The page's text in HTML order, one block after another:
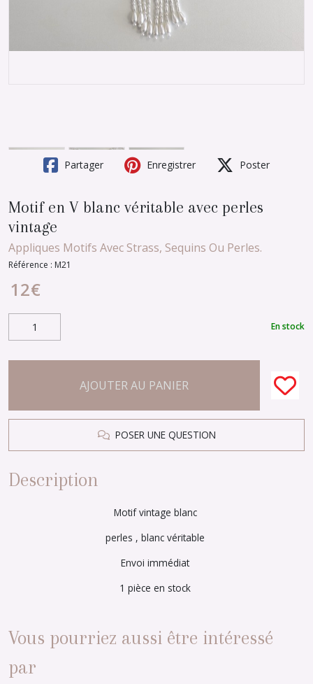
Partager Enregistrer Poster
Motif en V blanc véritable avec perles
vintage
Appliques Motifs Avec Strass, Sequins Ou Perles.
Référence : M21
12€
En stock
AJOUTER AU PANIER
POSER UNE QUESTION
Description
Motif vintage blanc
perles , blanc véritable
Envoi immédiat
1 pièce en stock
Vous pourriez aussi être intéressé
par